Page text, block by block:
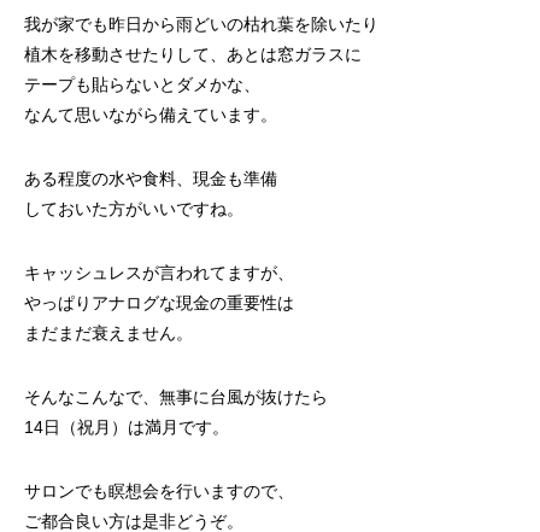
我が家でも昨日から雨どいの枯れ葉を除いたり
植木を移動させたりして、あとは窓ガラスに
テープも貼らないとダメかな、
なんて思いながら備えています。
ある程度の水や食料、現金も準備
しておいた方がいいですね。
キャッシュレスが言われてますが、
やっぱりアナログな現金の重要性は
まだまだ衰えません。
そんなこんなで、無事に台風が抜けたら
14日（祝月）は満月です。
サロンでも瞑想会を行いますので、
ご都合良い方は是非どうぞ。